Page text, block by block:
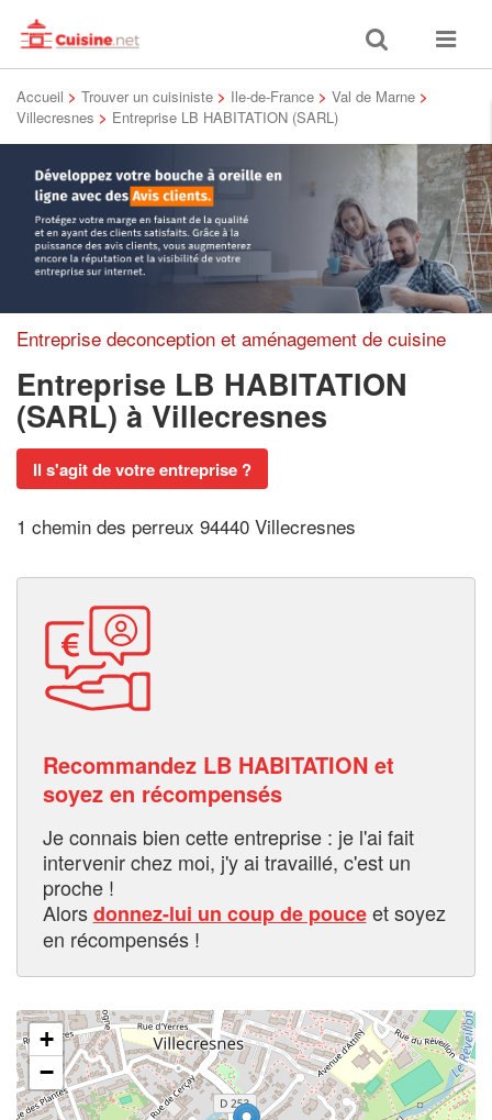
Toggle
search
Toggle
Accueil > Trouver un cuisiniste > Ile-de-France > Val de Marne >
Villecresnes > Entreprise LB HABITATION (SARL)
Entreprise deconception et aménagement de cuisine
Entreprise LB HABITATION
(SARL) à Villecresnes
Il s'agit de votre entreprise ?
1 chemin des perreux 94440 Villecresnes
Recommandez LB HABITATION et
soyez en récompensés
Je connais bien cette entreprise : je l'ai fait
intervenir chez moi, j'y ai travaillé, c'est un
proche !
Alorsdonnez-lui un coup de pouceet soyez
en récompensés !
+
−